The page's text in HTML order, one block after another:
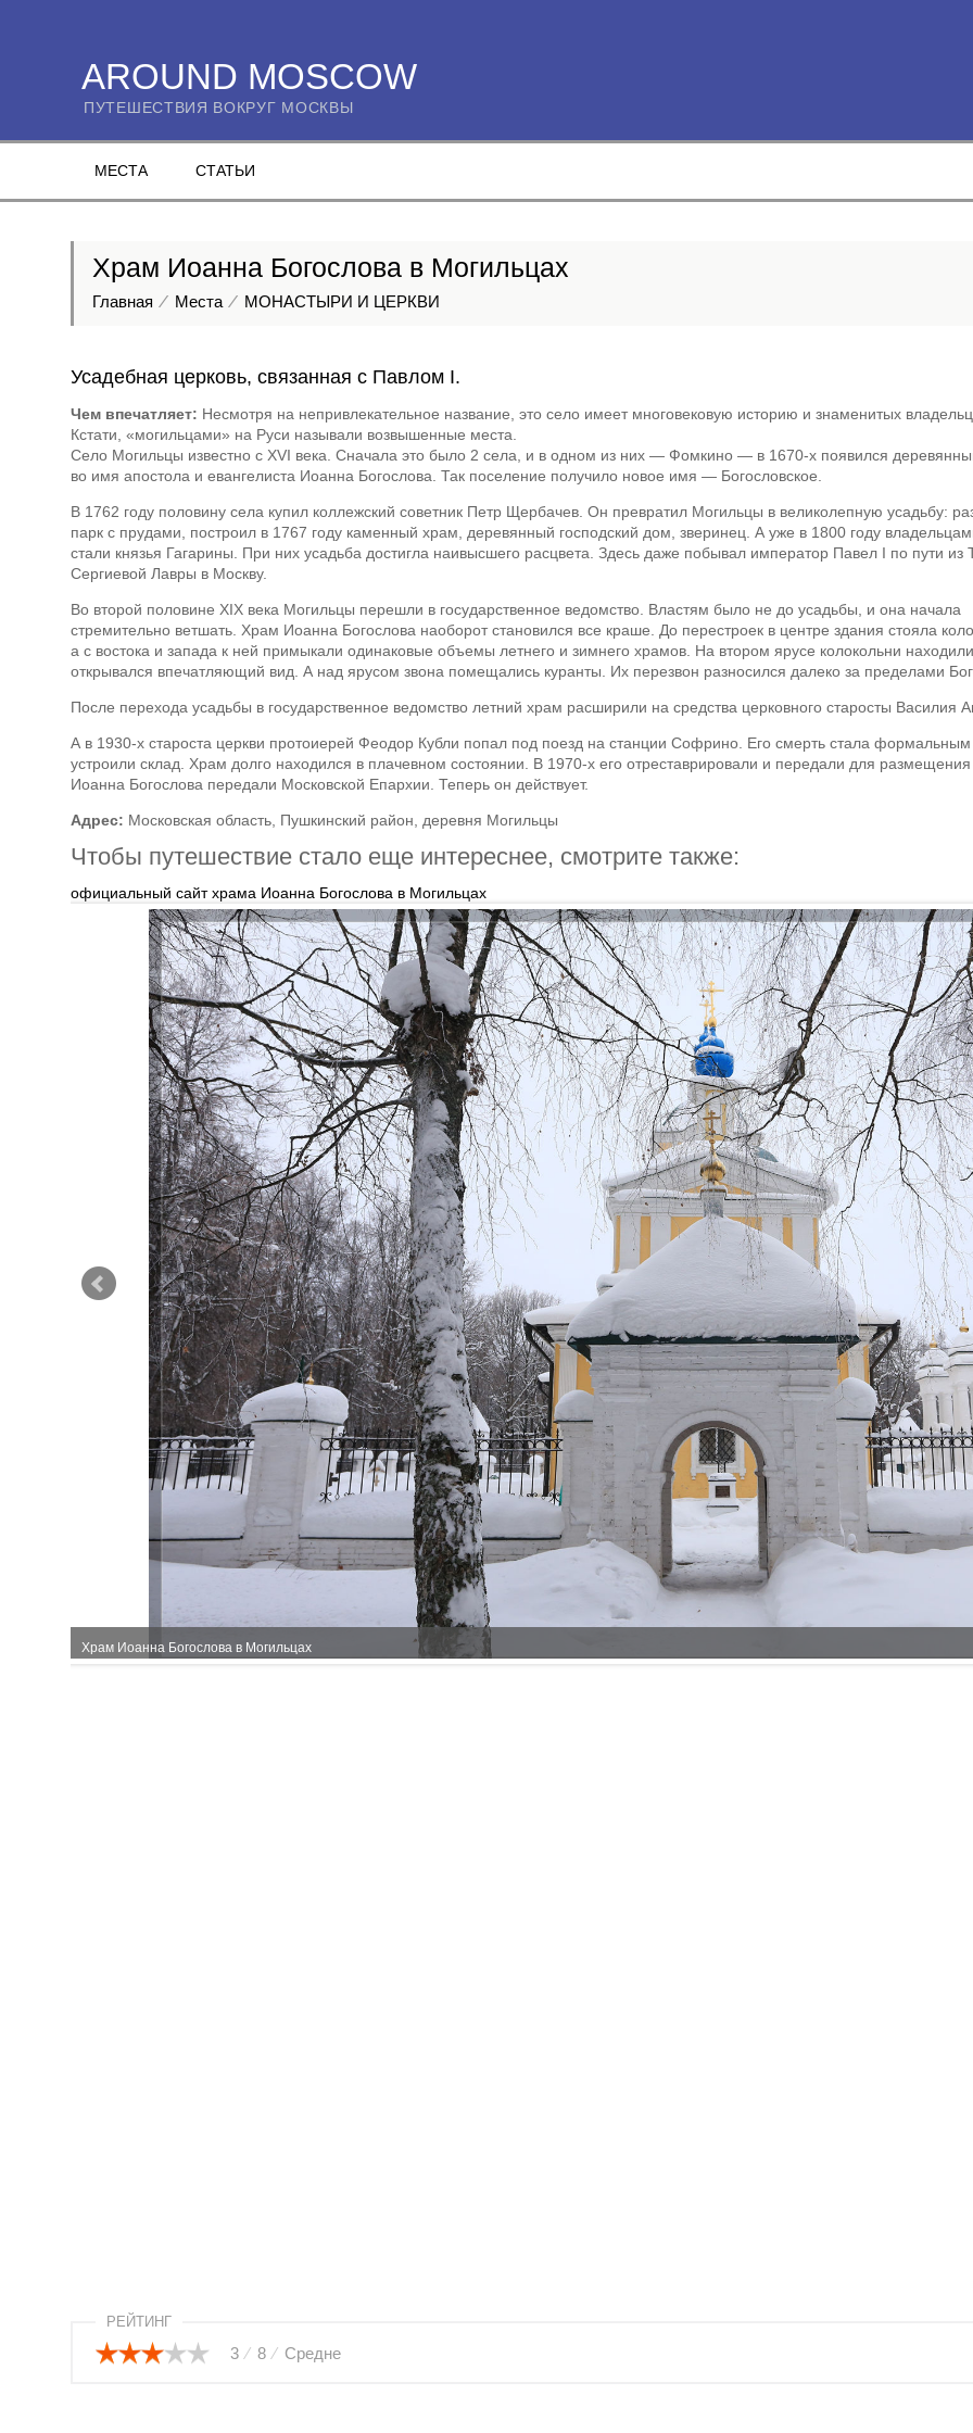
AROUND MOSCOW
ПУТЕШЕСТВИЯ ВОКРУГ МОСКВЫ
МЕСТА СТАТЬИ
Храм Иоанна Богослова в Могильцах
Главная Места МОНАСТЫРИ И ЦЕРКВИ
Усадебная церковь, связанная с Павлом I.
Чем впечатляет: Несмотря на непривлекательное название, это село имеет многовековую историю и знаменитых
Кстати, «могильцами» на Руси называли возвышенные места.
Село Могильцы известно с XVI века. Сначала это было 2 села, и в одном из них — Фомкино — в 1670-х появился
во имя апостола и евангелиста Иоанна Богослова. Так поселение получило новое имя — Богословское.
В 1762 году половину села купил коллежский советник Петр Щербачев. Он превратил Могильцы в великолепную усадьбу:
парк с прудами, построил в 1767 году каменный храм, деревянный господский дом, зверинец. А уже в 1800 году
стали князья Гагарины. При них усадьба достигла наивысшего расцвета. Здесь даже побывал император Павел I по пути из
Сергиевой Лавры в Москву.
Во второй половине XIX века Могильцы перешли в государственное ведомство. Властям было не до усадьбы, и она начала
стремительно ветшать. Храм Иоанна Богослова наоборот становился все краше. До перестроек в центре здания стояла
а с востока и запада к ней примыкали одинаковые объемы летнего и зимнего храмов. На втором ярусе колокольни
открывался впечатляющий вид. А над ярусом звона помещались куранты. Их перезвон разносился далеко за пределами
После перехода усадьбы в государственное ведомство летний храм расширили на средства церковного старосты Василия
А в 1930-х староста церкви протоиерей Феодор Кубли попал под поезд на станции Софрино. Его смерть стала
устроили склад. Храм долго находился в плачевном состоянии. В 1970-х его отреставрировали и передали для
Иоанна Богослова передали Московской Епархии. Теперь он действует.
Адрес: Московская область, Пушкинский район, деревня Могильцы
Чтобы путешествие стало еще интереснее, смотрите также:
официальный сайт храма Иоанна Богослова в Могильцах
Храм Иоанна Богослова в Могильцах
РЕЙТИНГ
3 ⁄ 8 ⁄ Средне